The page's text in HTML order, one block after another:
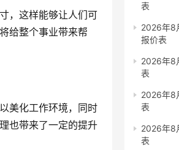
，这样能够让人们可
给整个事业带来帮
美化工作环境，同时
也带来了一定的提升
表
2026年8
报价表
2026年8
表
2026年8
表
2026年8
表